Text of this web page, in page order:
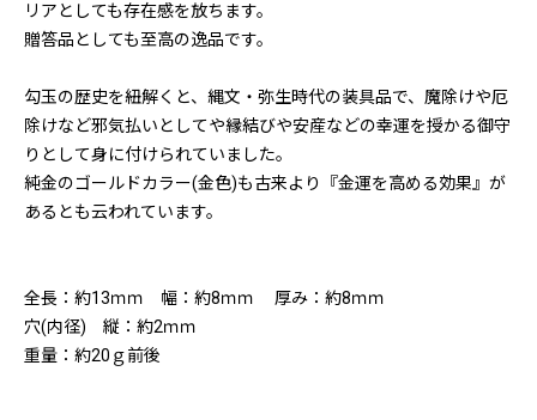
リアとしても存在感を放ちます。
贈答品としても至高の逸品です。
勾玉の歴史を紐解くと、縄文・弥生時代の装具品で、魔除けや厄
除けなど邪気払いとしてや縁結びや安産などの幸運を授かる御守
りとして身に付けられていました。
純金のゴールドカラー(金色)も古来より『金運を高める効果』が
あるとも云われています。
全長：約13ｍｍ 幅：約8ｍｍ 厚み：約8ｍｍ
穴(内径) 縦：約2ｍｍ
重量：約20ｇ前後